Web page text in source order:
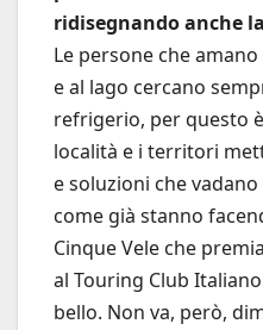
ridisegnando anche
Le persone che
e al lago cercano
refrigerio, per questo
località e i territori
e soluzioni che
come già stanno
Cinque Vele che
al Touring Club
bello. Non va, però,